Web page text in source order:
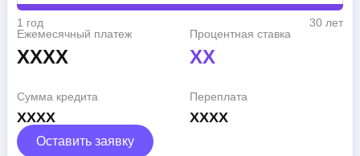
1 год
30 лет
Ежемесячный платеж
XXXX
Процентная ставка
XX
Сумма кредита
XXXX
Переплата
XXXX
Оставить заявку